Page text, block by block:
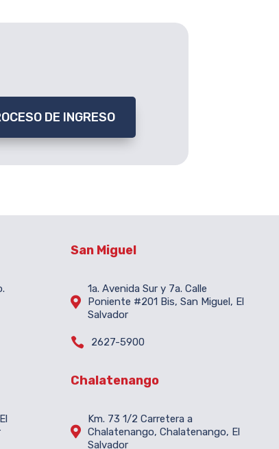
DE INGRESO
San Miguel

1a. Avenida Sur y 7a. Calle
Poniente #201 Bis, San Miguel, El
Salvador
 2627-5900
Chalatenango

Km. 73 1/2 Carretera a
Chalatenango, Chalatenango, El
Salvador